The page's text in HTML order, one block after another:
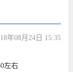
年08月24日 15:35
左右